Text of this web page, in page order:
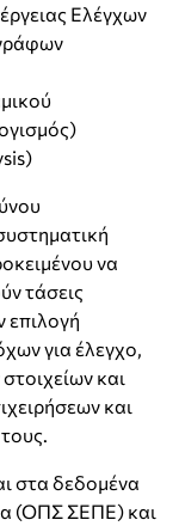
Ελέγχων
να
τάσεις
επιλογή
για έλεγχο,
και
και
στα δεδομένα
(ΟΠΣ ΣΕΠΕ) και